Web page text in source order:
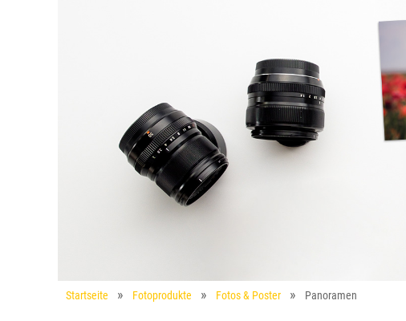
Startseite Fotoprodukte Fotos & Poster Panoramen